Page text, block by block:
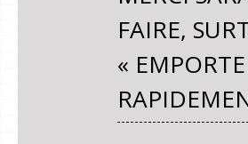
FAIRE,
«